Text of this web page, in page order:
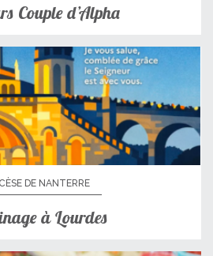
Couple d’Alpha
DE NANTERRE
à Lourdes